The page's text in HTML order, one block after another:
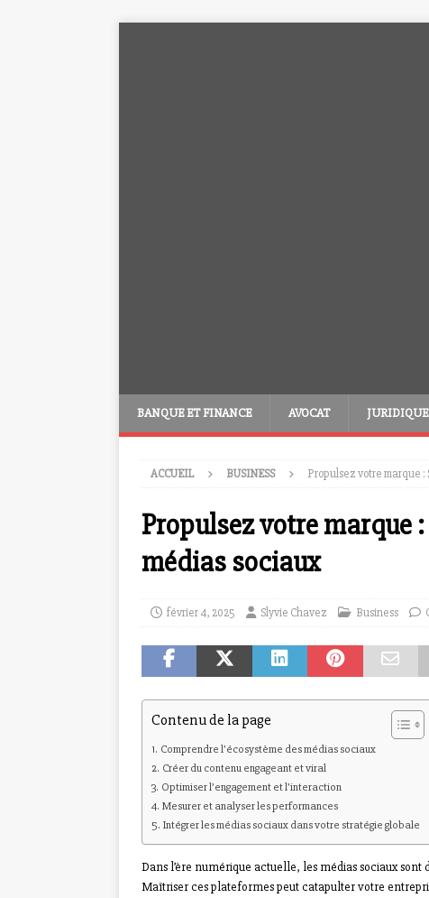
BANQUE ET FINANCE AVOCAT JURIDIQUE
ACCUEIL BUSINESS Propulsez votre marque
Propulsez votre marque
médias sociaux
février 4, 2025 Slyvie Chavez Business
Contenu de la page
Comprendre l’écosystème des médias sociaux
Créer du contenu engageant et viral
Optimiser l’engagement et l’interaction
Mesurer et analyser les performances
Intégrer les médias sociaux dans votre stratégie globale
Dans l’ère numérique actuelle, les médias sociaux
Maîtriser ces plateformes peut catapulter votre